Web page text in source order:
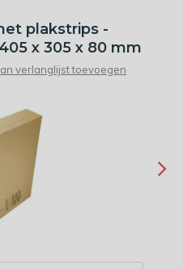
plakstrips -
x 305 x 80 mm
verlanglijst toevoegen